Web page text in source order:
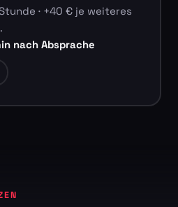
· +40 € je weiteres
nach Absprache